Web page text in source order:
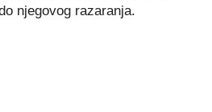
njegovog razaranja.